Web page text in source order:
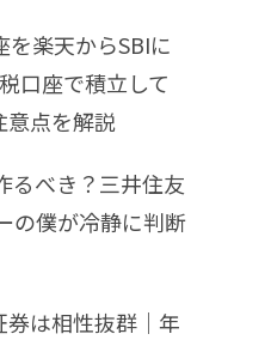
を楽天からSBIに
口座で積立して
意点を解説
るべき？三井住友
の僕が冷静に判断
は相性抜群｜年